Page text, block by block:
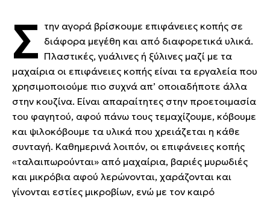
Σ την αγορά βρίσκουμε επιφάνειες κοπής σε
διάφορα μεγέθη και από διαφορετικά υλικά.
Πλαστικές, γυάλινες ή ξύλινες μαζί με τα
μαχαίρια οι επιφάνειες κοπής είναι τα εργαλεία που
χρησιμοποιούμε πιο συχνά απ’ οποιαδήποτε άλλα
στην κουζίνα. Είναι απαραίτητες στην προετοιμασία
του φαγητού, αφού πάνω τους τεμαχίζουμε, κόβουμε
και ψιλοκόβουμε τα υλικά που χρειάζεται η κάθε
συνταγή. Καθημερινά λοιπόν, οι επιφάνειες κοπής
«ταλαιπωρούνται» από μαχαίρια, βαριές μυρωδιές
και μικρόβια αφού λερώνονται, χαράζονται και
γίνονται εστίες μικροβίων, ενώ με τον καιρό